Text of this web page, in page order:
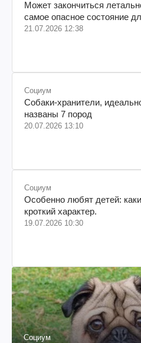
Может закончиться
самое опасное состояние
21.07.2026 12:38
Социум
Собаки-хранители,
названы 7 пород
20.07.2026 13:10
Социум
Особенно любят детей:
кроткий характер.
19.07.2026 10:30
Социум